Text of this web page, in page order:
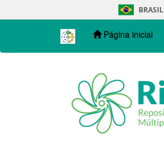
navigation
BRASIL
Página inicial